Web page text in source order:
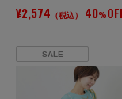
¥2,574 （税込） 40%
SALE